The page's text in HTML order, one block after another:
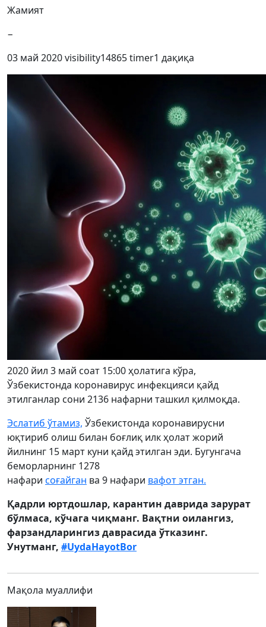
Жамият
−
03 май 2020visibility14865timer1 дақиқа
2020 йил 3 май соат 15:00 ҳолатига кўра,
Ўзбекистонда коронавирус инфекцияси қайд
этилганлар сони 2136 нафарни ташкил қилмоқда.
Эслатиб ўтамиз, Ўзбекистонда коронавирусни
юқтириб олиш билан боғлиқ илк ҳолат жорий
йилнинг 15 март куни қайд этилган эди. Бугунгача
беморларнинг 1278
нафари соғайган ва 9 нафари вафот этган.
Қадрли юртдошлар, карантин даврида зарурат
бўлмаса, кўчага чиқманг. Вақтни оилангиз,
фарзандларингиз даврасида ўтказинг.
Унутманг, #UydaHayotBor
Мақола муаллифи